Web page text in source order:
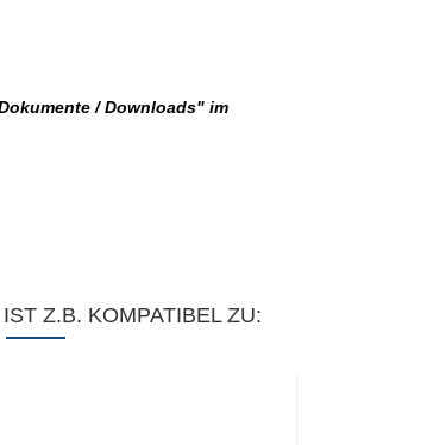
/ Downloads" im
Z.B. KOMPATIBEL ZU: